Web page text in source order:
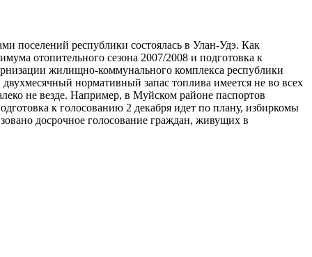
поселений республики состоялась в Улан-Удэ. Как
отопительного сезона 2007/2008 и подготовка к
жилищно-коммунального комплекса республики
нормативный запас топлива имеется не во всех
не везде. Например, в Муйском районе паспортов
к голосованию 2 декабря идет по плану, избиркомы
досрочное голосование граждан, живущих в